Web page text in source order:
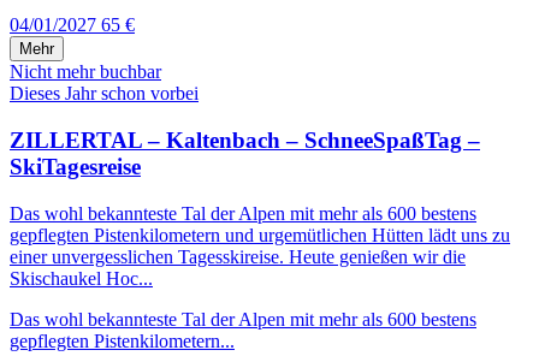
04/01/2027 65 €
Mehr
Nicht mehr buchbar
Dieses Jahr schon vorbei
ZILLERTAL – Kaltenbach – SchneeSpaßTag –
SkiTagesreise
Das wohl bekannteste Tal der Alpen mit mehr als 600 bestens
gepflegten Pistenkilometern und urgemütlichen Hütten lädt uns zu
einer unvergesslichen Tagesskireise. Heute genießen wir die
Skischaukel Hoc...
Das wohl bekannteste Tal der Alpen mit mehr als 600 bestens
gepflegten Pistenkilometern...